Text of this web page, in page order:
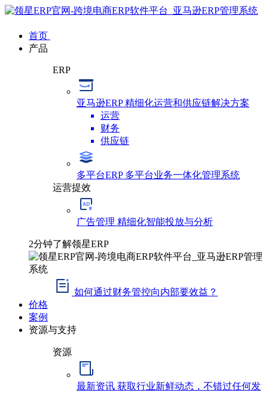
首页
产品
ERP
亚马逊ERP精细化运营和供应链解决方案
运营
财务
供应链
多平台ERP 多平台业务一体化管理系统
运营提效
广告管理 精细化智能投放与分析
2分钟了解领星ERP
如何通过财务管控向内部要效益？
价格
案例
资源与支持
资源
最新资讯 获取行业新鲜动态，不错过任何发